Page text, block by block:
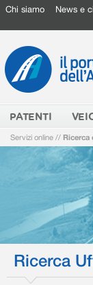
Chi siamo News e
PATENTI
Servizi online // Ricerca
Ricerca